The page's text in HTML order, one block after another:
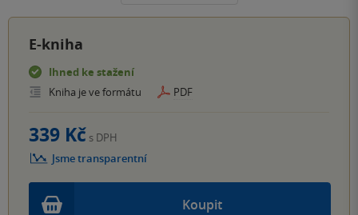
E-kniha
Ihned ke stažení
Kniha je ve formátu
PDF
Koupit
339 Kč s DPH
Jsme transparentní